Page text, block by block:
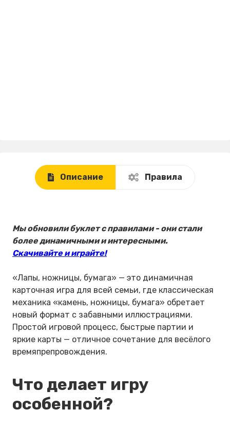
Описание Правила
Мы обновили буклет с правилами - они стали
более динамичными и интересными.
Скачивайте и играйте!
«Лапы, ножницы, бумага» — это динамичная
карточная игра для всей семьи, где классическая
механика «камень, ножницы, бумага» обретает
новый формат с забавными иллюстрациями.
Простой игровой процесс, быстрые партии и
яркие карты — отличное сочетание для весёлого
времяпрепровождения.
Что делает игру
особенной?